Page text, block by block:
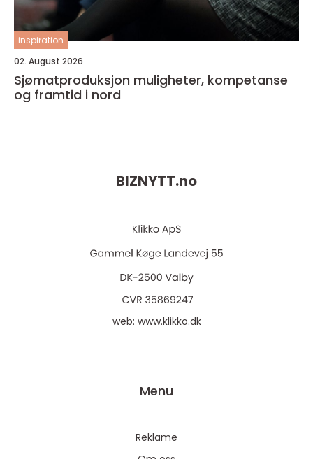
inspiration
02. August 2026
Sjømatproduksjon muligheter, kompetanse
og framtid i nord
BIZNYTT.no
web: www.klikko.dk
Menu
Reklame